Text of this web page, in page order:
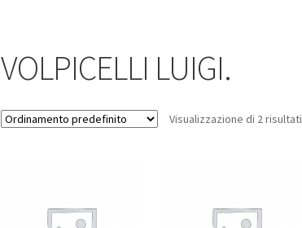
VOLPICELLI LUIGI.
Visualizzazione di 2 risultati